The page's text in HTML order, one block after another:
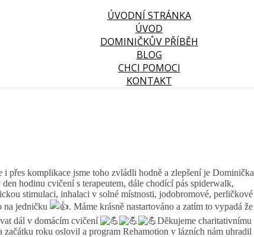
ÚVODNÍ STRÁNKA
ÚVOD
DOMINIČKŮV PŘÍBĚH
BLOG
CHCI POMOCI
KONTAKT
přes komplikace jsme toho zvládli hodně a zlepšení je Dominička
hodinu cvičení s terapeutem, dále chodící pás spiderwalk,
stimulaci, inhalaci v solné místnosti, jodobromové, perličkové
na jedničku
. Máme krásně nastartováno a zatím to vypadá že
dál v domácím cvičení
Děkujeme charitativnímu
začátku roku oslovil a program Rehamotion v lázních nám uhradil